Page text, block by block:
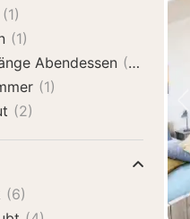
(1)
(1)
Tägliches 3-Gänge Abendessen (2)
im Zimmer (1)
(2)
(6)